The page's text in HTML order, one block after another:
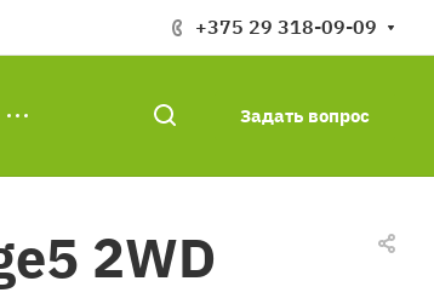
+375 29 318-09-09
Задать вопрос
2WD